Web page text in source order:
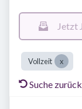
Jetzt
Vollzeit
Suche